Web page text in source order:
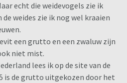
echt die weidevogels zie ik
weides zie ik nog wel kraaien
een grutto en een zwaluw zijn
niet mist.
lees ik op de site van de
is de grutto uitgekozen door het